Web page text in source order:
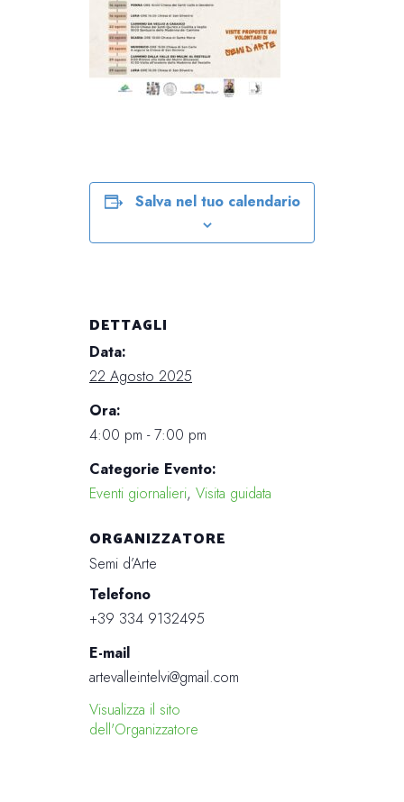
Salva nel tuo calendario
DETTAGLI
Data:
22 Agosto 2025
Ora:
4:00 pm - 7:00 pm
Categorie Evento:
Eventi giornalieri, Visita guidata
ORGANIZZATORE
Semi d’Arte
Telefono
+39 334 9132495
E-mail
artevalleintelvi@gmail.com
Visualizza il sito
dell'Organizzatore